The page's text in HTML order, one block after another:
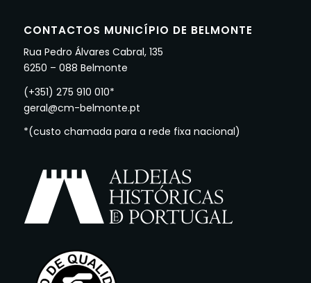
CONTACTOS MUNICÍPIO DE BELMONTE
Rua Pedro Álvares Cabral, 135
6250 – 088 Belmonte
(+351) 275 910 010*
geral@cm-belmonte.pt
*(custo chamada para a rede fixa nacional)